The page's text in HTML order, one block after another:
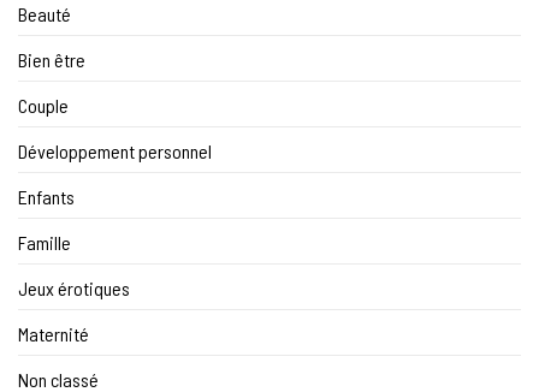
Beauté
Bien être
Couple
Développement personnel
Enfants
Famille
Jeux érotiques
Maternité
Non classé